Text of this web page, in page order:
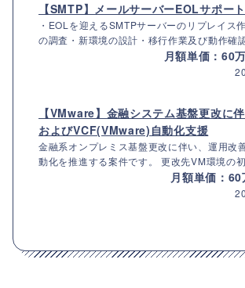
【SMTP】メールサーバーEOLサポー
・EOLを迎えるSMTPサーバーのリプレイス
の調査・新環境の設計・移行作業及び動作確
月額単価：60
【VMware】金融システム基盤更改に
およびVCF(VMware)自動化支援
金融系オンプレミス基盤更改に伴い、運用改
動化を推進する案件です。 更改先VM環境の
月額単価：